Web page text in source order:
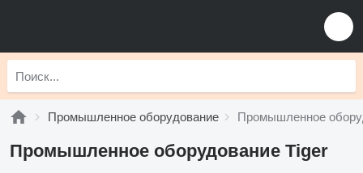
Промышленное оборудование Промышленное
Промышленное оборудование Tiger